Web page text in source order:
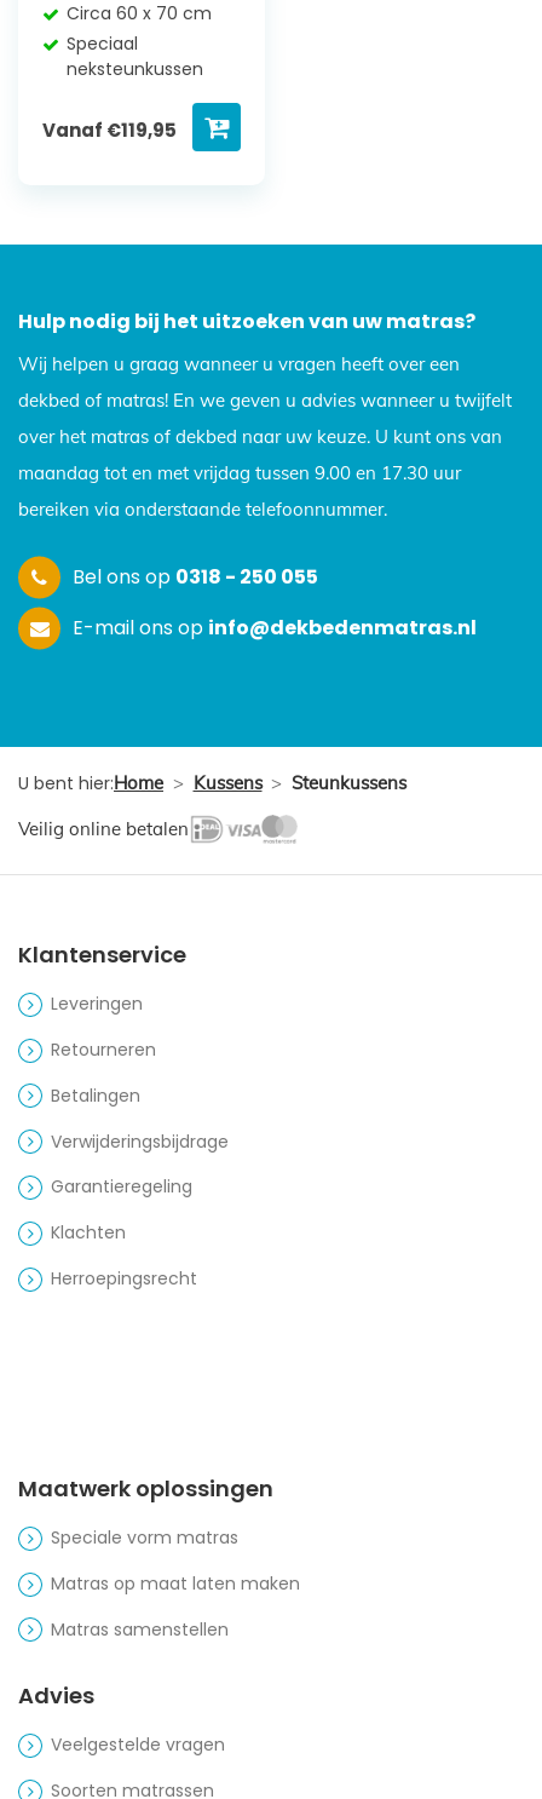
Circa 60 x 70 cm
Speciaal
neksteunkussen
Vanaf €119,95
Hulp nodig bij het uitzoeken van uw matras?
Wij helpen u graag wanneer u vragen heeft over een
dekbed of matras! En we geven u advies wanneer u twijfelt
over het matras of dekbed naar uw keuze. U kunt ons van
maandag tot en met vrijdag tussen 9.00 en 17.30 uur
bereiken via onderstaande telefoonnummer.
Bel ons op 0318 - 250 055
E-mail ons op info@dekbedenmatras.nl
U bent hier:Home > Kussens > Steunkussens
Veilig online betalen
Klantenservice
Leveringen
Retourneren
Betalingen
Verwijderingsbijdrage
Garantieregeling
Klachten
Herroepingsrecht
Maatwerk oplossingen
Speciale vorm matras
Matras op maat laten maken
Matras samenstellen
Advies
Veelgestelde vragen
Soorten matrassen